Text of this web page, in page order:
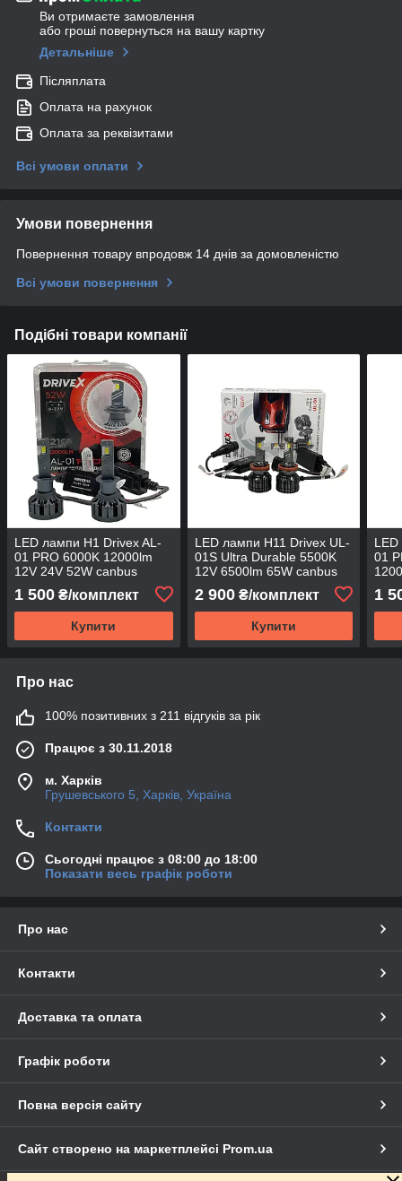
Ви отримаєте замовлення
або гроші повернуться на вашу картку
Детальніше
Післяплата
Оплата на рахунок
Оплата за реквізитами
Всі умови оплати
Умови повернення
Повернення товару впродовж 14 днів за домовленістю
Всі умови повернення
Подібні товари компанії
LED лампи H1 Drivex AL-
01 PRO 6000K 12000lm
12V 24V 52W canbus
1 500 ₴/комплект
Купити
LED лампи H11 Drivex UL-
01S Ultra Durable 5500K
12V 6500lm 65W canbus
2 900₴/комплект
Купити
01
1
Про нас
100% позитивних з 211 відгуків за рік
Працює з 30.11.2018
м. Харків
Грушевського 5, Харків, Україна
Контакти
Сьогодні працює з 08:00 до 18:00
Показати весь графік роботи
Про нас
Контакти
Доставка та оплата
Графік роботи
Повна версія сайту
Сайт створено на маркетплейсі Prom.ua